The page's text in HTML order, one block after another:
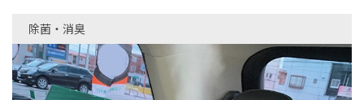
除菌・消臭​